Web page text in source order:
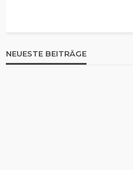
NEUESTE BEITRÄGE